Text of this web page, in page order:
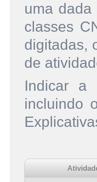
uma
classes
digitadas,
de
Indicar a
incluindo